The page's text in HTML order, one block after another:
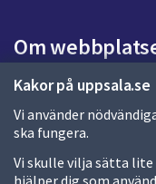
Kakor på uppsala.se
Vi använder
ska fungera.
Vi skulle vilja sätta
hjälper dig som
d
a
Om
Om webbplatsen
Allmänna
Behandling av